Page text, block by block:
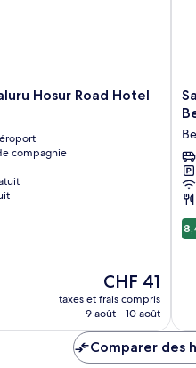
Hosur Road Hotel
compagnie
Le
nouveau
prix
de
CHF 41
CHF 41
taxes et frais compris
9 août - 10 août
Comparer des